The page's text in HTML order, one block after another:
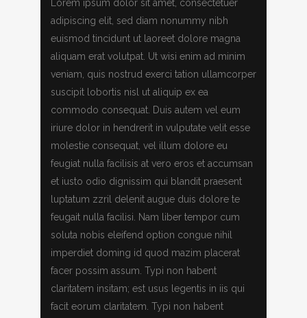
Lorem ipsum dolor sit amet, consectetuer
adipiscing elit, sed diam nonummy nibh
euismod tincidunt ut laoreet dolore magna
aliquam erat volutpat. Ut wisi enim ad minim
veniam, quis nostrud exerci tation ullamcorper
suscipit lobortis nisl ut aliquip ex ea
commodo consequat. Duis autem vel eum
iriure dolor in hendrerit in vulputate velit esse
molestie consequat, vel illum dolore eu
feugiat nulla facilisis at vero eros et accumsan
et iusto odio dignissim qui blandit praesent
luptatum zzril delenit augue duis dolore te
feugait nulla facilisi. Nam liber tempor cum
soluta nobis eleifend option congue nihil
imperdiet doming id quod mazim placerat
facer possim assum. Typi non habent
claritatem insitam; est usus legentis in iis qui
facit eorum claritatem. Typi non habent